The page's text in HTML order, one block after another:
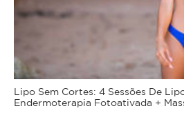
Lipo Sem Cortes: 4 Sessões De
Endermoterapia Fotoativada +